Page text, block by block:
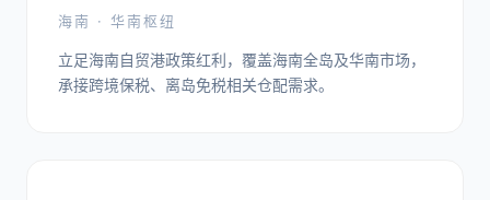
海南 · 华南枢纽
立足海南自贸港政策红利，覆盖海南全岛及华南市场，
承接跨境保税、离岛免税相关仓配需求。